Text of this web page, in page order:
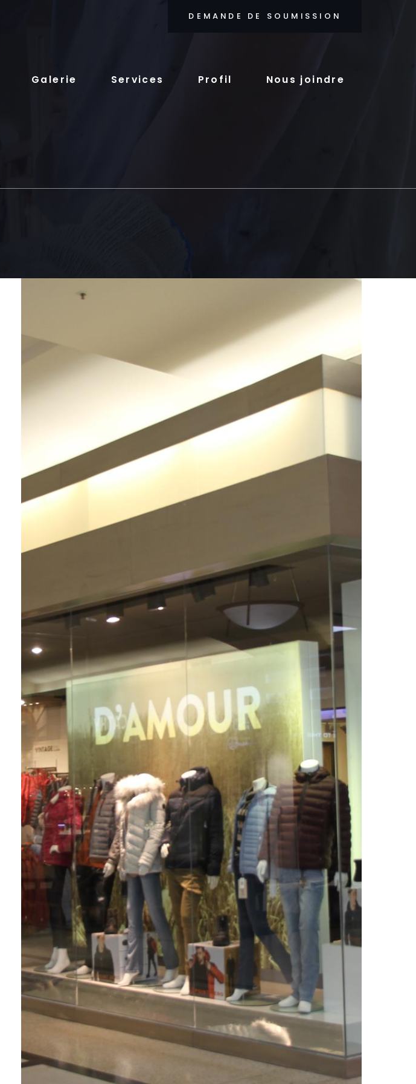
DEMANDE DE SOUMISSION
Galerie Services Profil Nous joindre